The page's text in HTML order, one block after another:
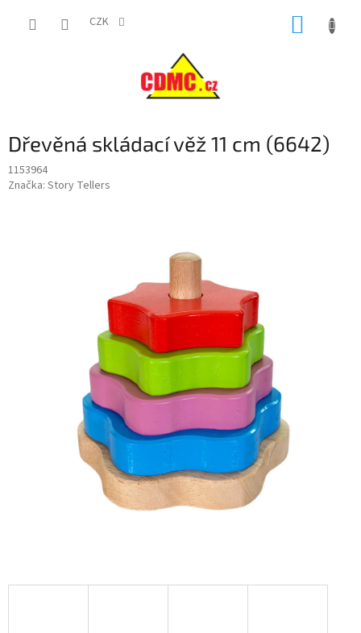
CZK
Dřevěná skládací věž 11 cm (6642)
1153964
Značka: Story Tellers